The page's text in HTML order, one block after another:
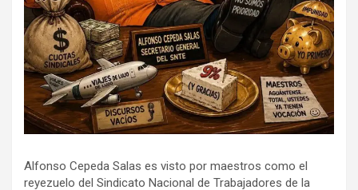
Alfonso Cepeda Salas es visto por maestros como el
reyezuelo del Sindicato Nacional de Trabajadores de la